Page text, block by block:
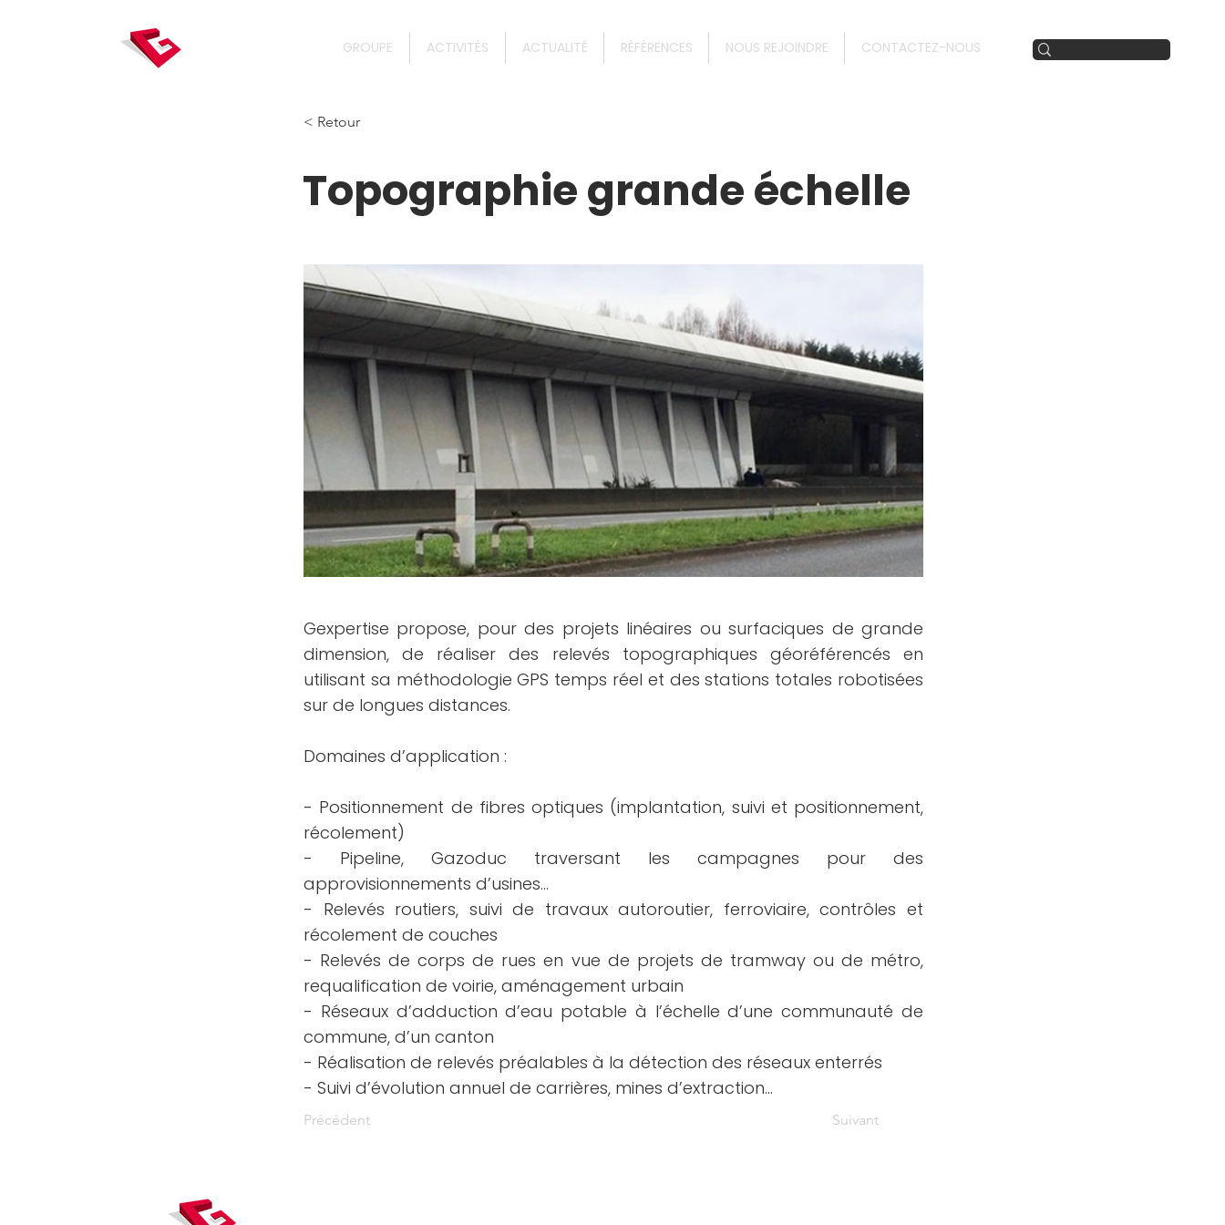
GROUPE ACTIVITÉS ACTUALITÉ RÉFÉRENCES NOUS REJOINDRE CONTACTEZ-NOUS
< Retour
Topographie grande échelle
Gexpertise propose, pour des projets linéaires ou surfaciques de grande
dimension, de réaliser des relevés topographiques géoréférencés en
utilisant sa méthodologie GPS temps réel et des stations totales robotisées
sur de longues distances.
Domaines d’application :
- Positionnement de fibres optiques (implantation, suivi et positionnement,
récolement)
- Pipeline, Gazoduc traversant les campagnes pour des
approvisionnements d’usines…
- Relevés routiers, suivi de travaux autoroutier, ferroviaire, contrôles et
récolement de couches
- Relevés de corps de rues en vue de projets de tramway ou de métro,
requalification de voirie, aménagement urbain
- Réseaux d’adduction d’eau potable à l’échelle d’une communauté de
commune, d’un canton
- Réalisation de relevés préalables à la détection des réseaux enterrés
- Suivi d’évolution annuel de carrières, mines d’extraction…
Précédent Suivant